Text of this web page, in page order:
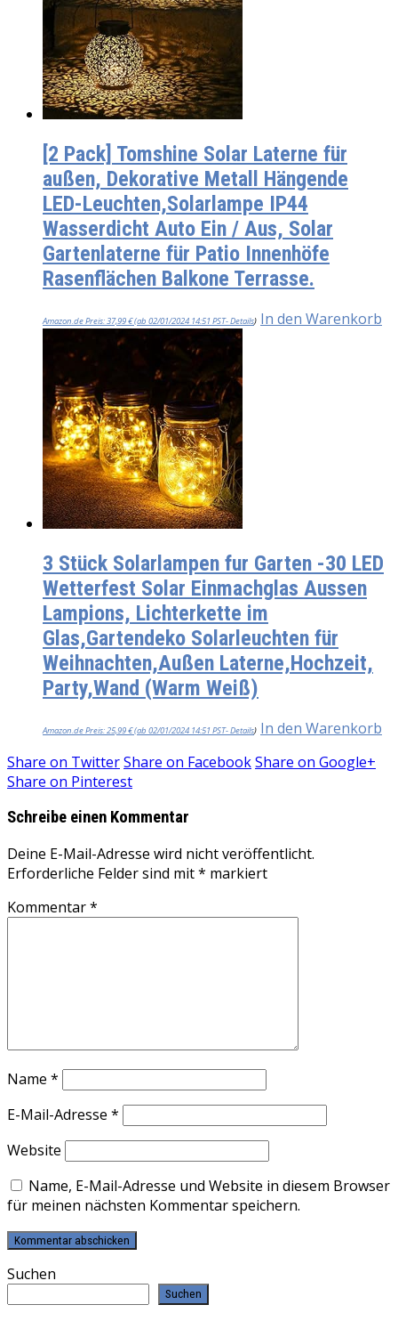
[2 Pack] Tomshine Solar Laterne für
außen, Dekorative Metall Hängende
LED-Leuchten,Solarlampe IP44
Wasserdicht Auto Ein / Aus, Solar
Gartenlaterne für Patio Innenhöfe
Rasenflächen Balkone Terrasse.
Amazon.de Preis:37,99€(ab 02/01/2024 14:51 PST-Details) In den Warenkorb
3 Stück Solarlampen fur Garten -30 LED
Wetterfest Solar Einmachglas Aussen
Lampions, Lichterkette im
Glas,Gartendeko Solarleuchten für
Weihnachten,Außen Laterne,Hochzeit,
Party,Wand (Warm Weiß)
Amazon.de Preis: 25,99€(ab 02/01/2024 14:51 PST-Details) In den Warenkorb
Share on TwitterShare on FacebookShare on Google+
Share on Pinterest
Schreibe einen Kommentar
Deine E-Mail-Adresse wird nicht veröffentlicht.
Erforderliche Felder sind mit* markiert
Kommentar*
Name *
E-Mail-Adresse *
Website
Name, E-Mail-Adresse und Website in diesem Browser
für meinen nächsten Kommentar speichern.
Suchen
Suchen